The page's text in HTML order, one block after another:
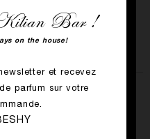
Kilian Bar !
on the house!
et recevez
parfum sur votre